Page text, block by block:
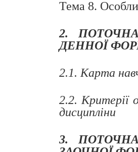
Тема 8.
2.
ДЕННОЇ
2.1. Карта
2.2. Критерії
дисципліни
3.